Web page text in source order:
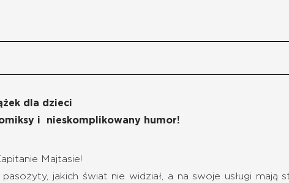
dla dzieci
i nieskomplikowany humor!
Majtasie!
jakich świat nie widział, a na swoje usługi mają